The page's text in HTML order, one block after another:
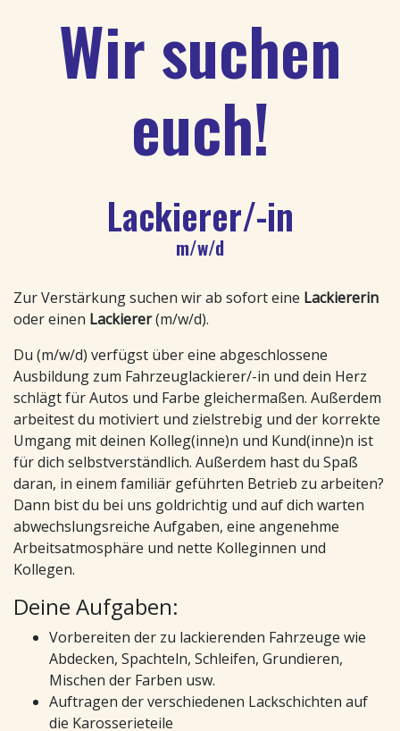
Wir suchen
euch!
Lackierer/-in
m/w/d
Zur Verstärkung suchen wir ab sofort eine Lackiererin
oder einen Lackierer(m/w/d).
Du (m/w/d) verfügst über eine abgeschlossene
Ausbildung zum Fahrzeuglackierer/-in und dein Herz
schlägt für Autos und Farbe gleichermaßen. Außerdem
arbeitest du motiviert und zielstrebig und der korrekte
Umgang mit deinen Kolleg(inne)n und Kund(inne)n ist
für dich selbstverständlich. Außerdem hast du Spaß
daran, in einem familiär geführten Betrieb zu arbeiten?
Dann bist du bei uns goldrichtig und auf dich warten
abwechslungsreiche Aufgaben, eine angenehme
Arbeitsatmosphäre und nette Kolleginnen und
Kollegen.
Deine Aufgaben:
Vorbereiten der zu lackierenden Fahrzeuge wie
Abdecken, Spachteln, Schleifen, Grundieren,
Mischen der Farben usw.
Auftragen der verschiedenen Lackschichten auf
die Karosserieteile